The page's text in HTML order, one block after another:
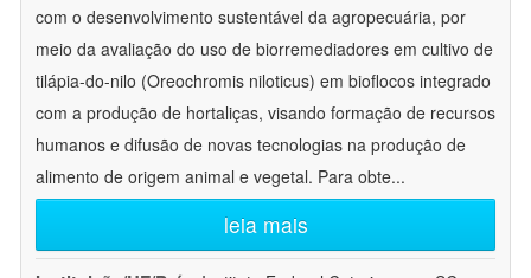
com o desenvolvimento sustentável da agropecuária, por
meio da avaliação do uso de biorremediadores em cultivo de
tilápia-do-nilo (Oreochromis niloticus) em bioflocos integrado
com a produção de hortaliças, visando formação de recursos
humanos e difusão de novas tecnologias na produção de
alimento de origem animal e vegetal. Para obte...
leia mais